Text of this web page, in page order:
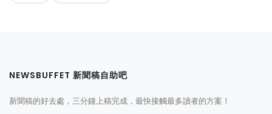
NEWSBUFFET 新聞稿自助吧
新聞稿的好去處，三分鐘上稿完成，最快接觸最多讀者的方案！